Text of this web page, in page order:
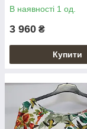
В наявності 1 од.
3 960 ₴
Купити